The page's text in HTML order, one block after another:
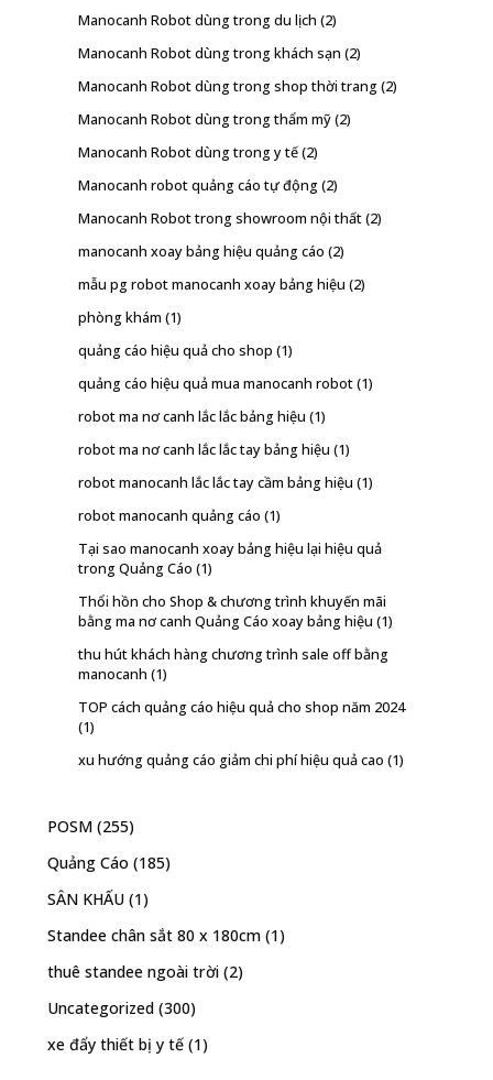
Manocanh Robot dùng trong du lịch (2)
Manocanh Robot dùng trong khách sạn (2)
Manocanh Robot dùng trong shop thời trang(2)
Manocanh Robot dùng trong thẩm mỹ(2)
Manocanh Robot dùng trong y tế(2)
Manocanh robot quảng cáo tự động(2)
Manocanh Robot trong showroom nội thất(2)
manocanh xoay bảng hiệu quảng cáo (2)
mẫu pg robot manocanh xoay bảng hiệu (2)
phòng khám (1)
quảng cáo hiệu quả cho shop (1)
quảng cáo hiệu quả mua manocanh robot(1)
robot ma nơ canh lắc lắc bảng hiệu (1)
robot ma nơ canh lắc lắc tay bảng hiệu (1)
robot manocanh lắc lắc tay cầm bảng hiệu (1)
robot manocanh quảng cáo (1)
Tại sao manocanh xoay bảng hiệu lại hiệu quả
trong Quảng Cáo (1)
Thổi hồn cho Shop & chương trình khuyến mãi
bằng ma nơ canh Quảng Cáo xoay bảng hiệu (1)
thu hút khách hàng chương trình sale off bằng
manocanh (1)
TOP cách quảng cáo hiệu quả cho shop năm 2024
(1)
xu hướng quảng cáo giảm chi phí hiệu quả cao (1)
POSM (255)
Quảng Cáo (185)
SÂN KHẤU (1)
Standee chân sắt 80 x 180cm (1)
thuê standee ngoài trời (2)
Uncategorized (300)
xe đẩy thiết bị y tế (1)